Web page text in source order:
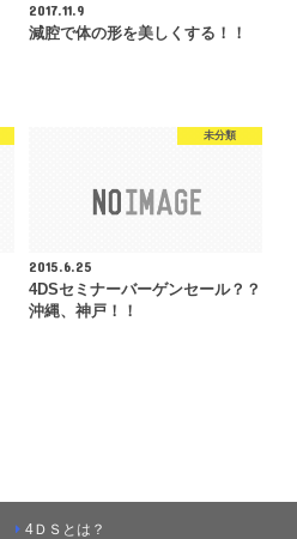
2017.11.9
減腔で体の形を美しくする！！
未分類
2015.6.25
4DSセミナーバーゲンセール？？
沖縄、神戸！！
4ＤＳとは？